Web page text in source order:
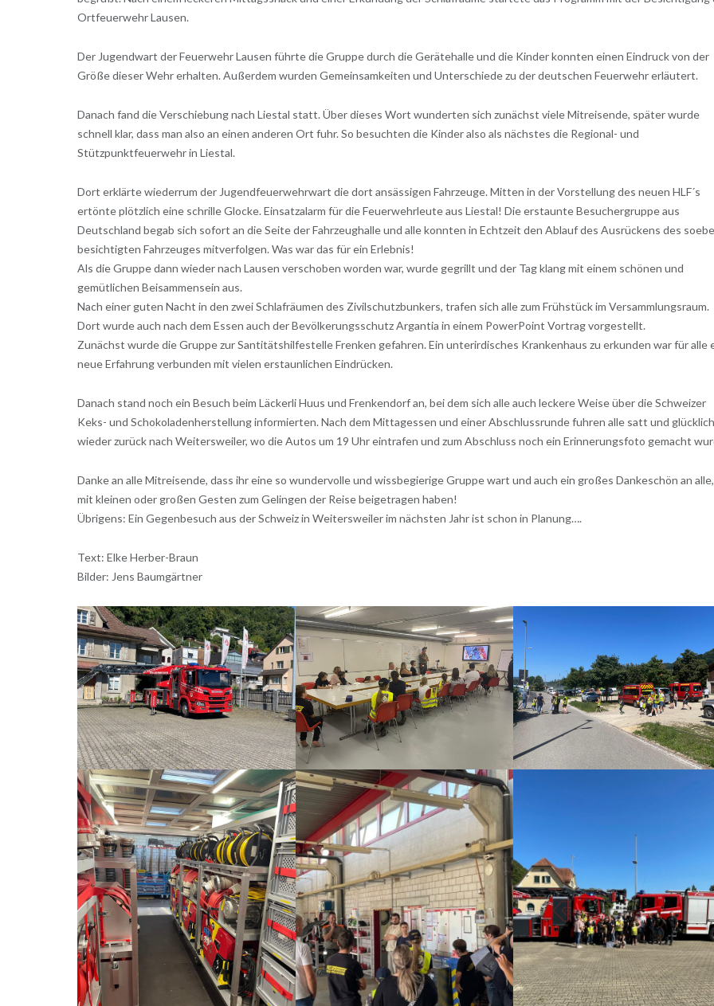
Ortfeuerwehr Lausen.
Der Jugendwart der Feuerwehr Lausen führte die Gruppe durch die Gerätehalle und die Kinder konnten einen Eindruck von der
Größe dieser Wehr erhalten. Außerdem wurden Gemeinsamkeiten und Unterschiede zu der deutschen Feuerwehr erläutert.
Danach fand die Verschiebung nach Liestal statt. Über dieses Wort wunderten sich zunächst viele Mitreisende, später wurde
schnell klar, dass man also an einen anderen Ort fuhr. So besuchten die Kinder also als nächstes die Regional- und
Stützpunktfeuerwehr in Liestal.
Dort erklärte wiederrum der Jugendfeuerwehrwart die dort ansässigen Fahrzeuge. Mitten in der Vorstellung des neuen HLF´s
ertönte plötzlich eine schrille Glocke. Einsatzalarm für die Feuerwehrleute aus Liestal! Die erstaunte Besuchergruppe aus
Deutschland begab sich sofort an die Seite der Fahrzeughalle und alle konnten in Echtzeit den Ablauf des Ausrückens des
besichtigten Fahrzeuges mitverfolgen. Was war das für ein Erlebnis!
Als die Gruppe dann wieder nach Lausen verschoben worden war, wurde gegrillt und der Tag klang mit einem schönen und
gemütlichen Beisammensein aus.
Nach einer guten Nacht in den zwei Schlafräumen des Zivilschutzbunkers, trafen sich alle zum Frühstück im Versammlungsraum.
Dort wurde auch nach dem Essen auch der Bevölkerungsschutz Argantia in einem PowerPoint Vortrag vorgestellt.
Zunächst wurde die Gruppe zur Santitätshilfestelle Frenken gefahren. Ein unterirdisches Krankenhaus zu erkunden war für alle
neue Erfahrung verbunden mit vielen erstaunlichen Eindrücken.
Danach stand noch ein Besuch beim Läckerli Huus und Frenkendorf an, bei dem sich alle auch leckere Weise über die Schweizer
Keks- und Schokoladenherstellung informierten. Nach dem Mittagessen und einer Abschlussrunde fuhren alle satt und glücklich
wieder zurück nach Weitersweiler, wo die Autos um 19 Uhr eintrafen und zum Abschluss noch ein Erinnerungsfoto gemacht
Danke an alle Mitreisende, dass ihr eine so wundervolle und wissbegierige Gruppe wart und auch ein großes Dankeschön an
mit kleinen oder großen Gesten zum Gelingen der Reise beigetragen haben!
Übrigens: Ein Gegenbesuch aus der Schweiz in Weitersweiler im nächsten Jahr ist schon in Planung….
Text: Elke Herber-Braun
Bilder: Jens Baumgärtner